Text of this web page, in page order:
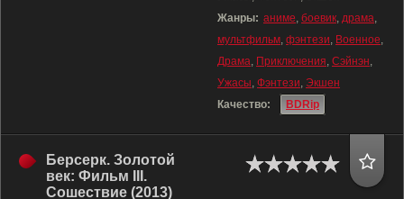
Жанры: аниме, боевик, драма,
мультфильм, фэнтези, Военное,
Драма, Приключения, Сэйнэн,
Ужасы, Фэнтези, Экшен
Качество:
BDRip
Берсерк. Золотой
век: Фильм III.
Сошествие (2013)